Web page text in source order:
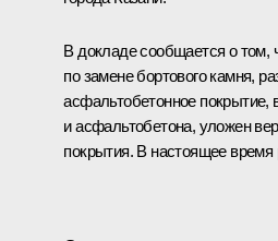
В докладе сообщается о том,
по замене бортового камня,
асфальтобетонное
и асфальтобетона, уложен
покрытия. В настоящее время